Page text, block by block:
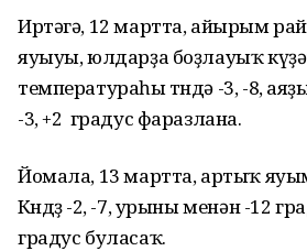
Иртәгә, 12 мартта, айырым
яуыуы, юлдарҙа боҙлауыҡ
температураһы төндә -3, -8,
-3, +2 градус фаразлана.
Йомала, 13 мартта, артыҡ яуым-
Көндөҙ -2, -7, урыны менән -12
градус буласаҡ.